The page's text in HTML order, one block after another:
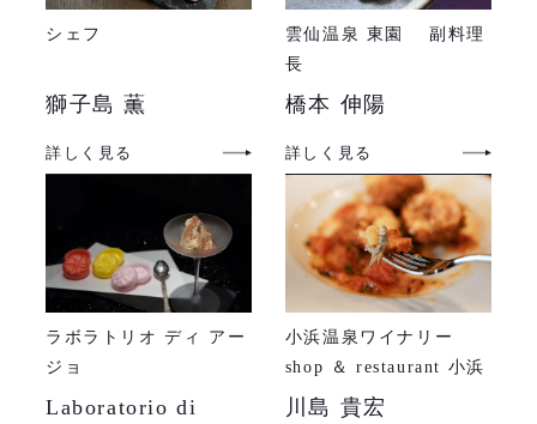
シェフ
獅子島 薫
詳しく見る
雲仙温泉 東園 副料理
長
橋本 伸陽
詳しく見る
ラボラトリオ ディ アー
ジョ
Laboratorio di
小浜温泉ワイナリー
shop ＆ restaurant 小浜
ワイン食堂
川島 貴宏